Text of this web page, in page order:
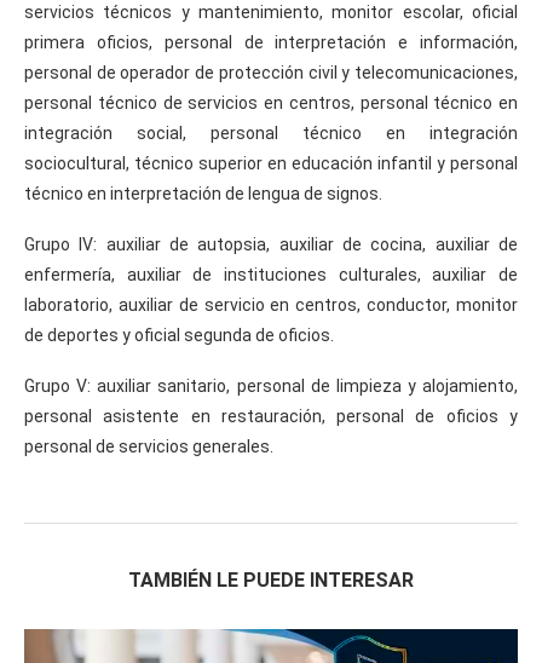
servicios técnicos y mantenimiento, monitor escolar, oficial
primera oficios, personal de interpretación e información,
personal de operador de protección civil y telecomunicaciones,
personal técnico de servicios en centros, personal técnico en
integración social, personal técnico en integración
sociocultural, técnico superior en educación infantil y personal
técnico en interpretación de lengua de signos.
Grupo IV: auxiliar de autopsia, auxiliar de cocina, auxiliar de
enfermería, auxiliar de instituciones culturales, auxiliar de
laboratorio, auxiliar de servicio en centros, conductor, monitor
de deportes y oficial segunda de oficios.
Grupo V: auxiliar sanitario, personal de limpieza y alojamiento,
personal asistente en restauración, personal de oficios y
personal de servicios generales.
TAMBIÉN LE PUEDE INTERESAR